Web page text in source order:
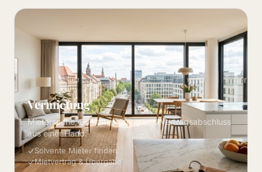
Vermietung
Mietersuche, Bonitätsprüfung und Vertragsabschluss
aus einer Hand.
Solvente Mieter finden
Mietvertrag & Übergabe